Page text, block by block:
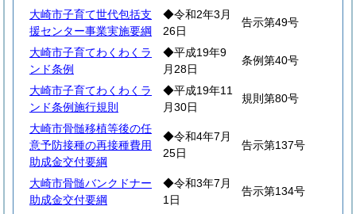
大崎市子育て世代包括支
援センター事業実施要綱
◆令和2年3月
26日
告示第49号
大崎市子育てわくわくラ
ンド条例
◆平成19年9
月28日
条例第40号
大崎市子育てわくわくラ
ンド条例施行規則
◆平成19年11
月30日
規則第80号
大崎市骨髄移植等後の任
意予防接種の再接種費用
助成金交付要綱
◆令和4年7月
25日
告示第137号
大崎市骨髄バンクドナー
助成金交付要綱
◆令和3年7月
1日
告示第134号